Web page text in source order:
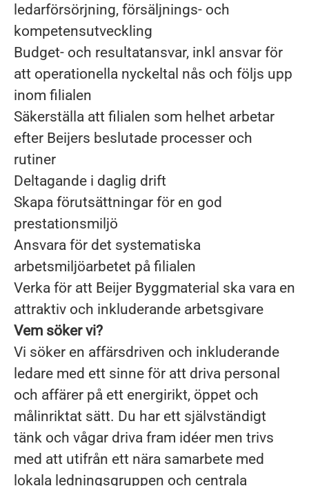
ledarförsörjning, försäljnings- och
kompetensutveckling
Budget- och resultatansvar, inkl ansvar för
att operationella nyckeltal nås och följs upp
inom filialen
Säkerställa att filialen som helhet arbetar
efter Beijers beslutade processer och
rutiner
Deltagande i daglig drift
Skapa förutsättningar för en god
prestationsmiljö
Ansvara för det systematiska
arbetsmiljöarbetet på filialen
Verka för att Beijer Byggmaterial ska vara en
attraktiv och inkluderande arbetsgivare
Vem söker vi?
Vi söker en affärsdriven och inkluderande
ledare med ett sinne för att driva personal
och affärer på ett energirikt, öppet och
målinriktat sätt. Du har ett självständigt
tänk och vågar driva fram idéer men trivs
med att utifrån ett nära samarbete med
lokala ledningsgruppen och centrala